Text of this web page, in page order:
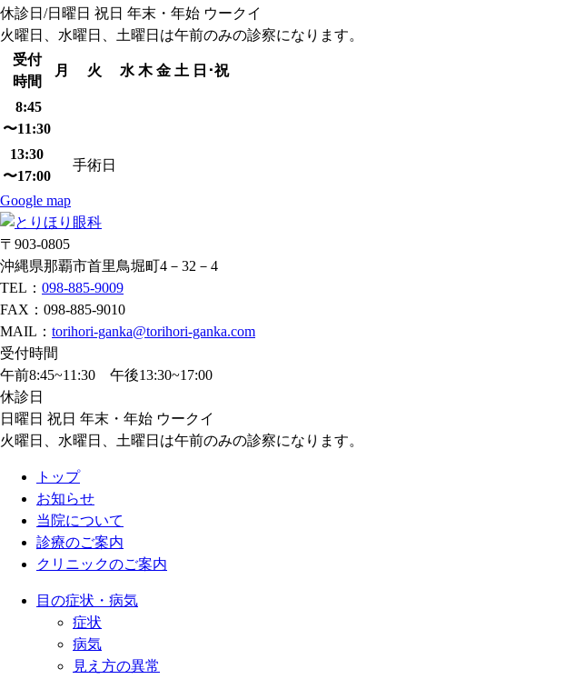
休診日/日曜日 祝日 年末・年始 ウークイ
火曜日、水曜日、土曜日は午前のみの診察になります。
受付
時間
月 火 水 木 金 土 日･祝
8:45
〜11:30
13:30
〜17:00
手術日
Google map
〒903-0805
沖縄県那覇市首里鳥堀町4－32－4
TEL： 098-885-9009
FAX：098-885-9010
MAIL： torihori-ganka@torihori-ganka.com
受付時間
午前8:45~11:30 午後13:30~17:00
休診日
日曜日 祝日 年末・年始 ウークイ
火曜日、水曜日、土曜日は午前のみの診察になります。
トップ
お知らせ
当院について
診療のご案内
クリニックのご案内
目の症状・病気
症状
病気
見え方の異常